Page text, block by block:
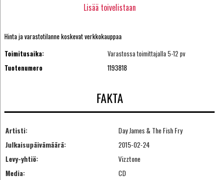
Lisää toivelistaan
Hinta ja varastotilanne koskevat verkkokauppaa
Toimitusaika:
Varastossa toimittajalla 5-12 pv
Tuotenumero
1193818
FAKTA
Artisti:
Day James & The Fish Fry
Julkaisupäivämäärä:
2015-02-24
Levy-yhtiö:
Vizztone
Media:
CD